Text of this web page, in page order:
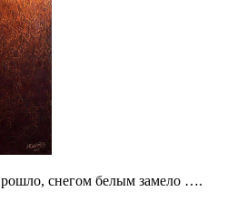
снегом белым замело ….